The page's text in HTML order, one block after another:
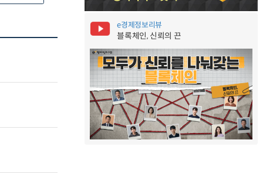
e경제정보리뷰
블록체인, 신뢰의 끈